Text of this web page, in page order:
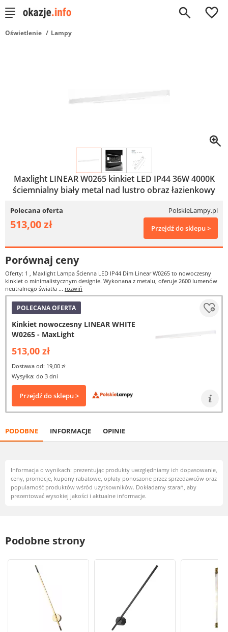
0
Oświetlenie Lampy
Maxlight LINEAR W0265 kinkiet LED IP44 36W 4000K
ściemnialny biały metal nad lustro obraz łazienkowy
Polecana oferta PolskieLampy.pl
513,00 zł Przejdź do sklepu >
Porównaj ceny
Oferty: 1 , Maxlight Lampa Ścienna LED IP44 Dim Linear W0265 to nowoczesny
kinkiet o minimalistycznym designie. Wykonana z metalu, oferuje 2600 lumenów
neutralnego światła ... rozwiń
POLECANA OFERTA
Kinkiet nowoczesny LINEAR WHITE
W0265 - MaxLight
513,00 zł
Dostawa od: 19,00 zł
Wysyłka: do 3 dni
Przejdź do sklepu >
PODOBNE INFORMACJE OPINIE
Informacja o wynikach: prezentując produkty uwzględniamy ich dopasowanie,
ceny, promocje, kupony rabatowe, opłaty ponoszone przez sprzedawców oraz
popularność produktów wśród użytkowników. Dokładamy starań, aby
prezentować wysokiej jakości i aktualne informacje.
Podobne strony